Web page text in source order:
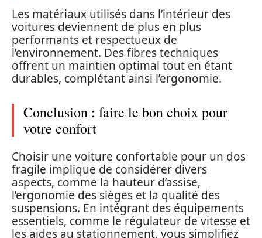
Les matériaux utilisés dans l’intérieur des
voitures deviennent de plus en plus
performants et respectueux de
l’environnement. Des fibres techniques
offrent un maintien optimal tout en étant
durables, complétant ainsi l’ergonomie.
Conclusion : faire le bon choix pour
votre confort
Choisir une voiture confortable pour un dos
fragile implique de considérer divers
aspects, comme la hauteur d’assise,
l’ergonomie des sièges et la qualité des
suspensions. En intégrant des équipements
essentiels, comme le régulateur de vitesse et
les aides au stationnement, vous simplifiez